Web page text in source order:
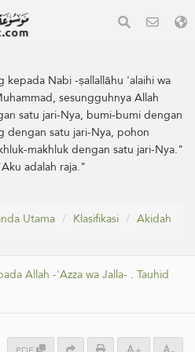
kepada Nabi -ṣallallāhu 'alaihi wa
sesungguhnya Allah
satu jari-Nya, bumi-bumi dengan
satu jari-Nya, pohon
makhluk dengan satu jari-Nya."
adalah raja."
Utama Klasifikasi Akidah
Allah -'Azza wa Jalla- . Tauhid